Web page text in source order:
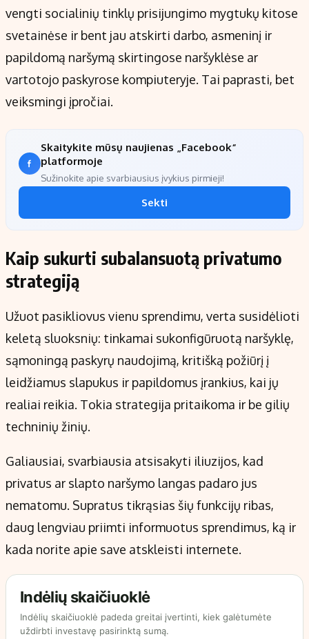
vengti socialinių tinklų prisijungimo mygtukų kitose
svetainėse ir bent jau atskirti darbo, asmeninį ir
papildomą naršymą skirtingose naršyklėse ar
vartotojo paskyrose kompiuteryje. Tai paprasti, bet
veiksmingi įpročiai.
Skaitykite mūsų naujienas „Facebook“
platformoje
Sužinokite apie svarbiausius įvykius pirmieji!
Sekti
Kaip sukurti subalansuotą privatumo
strategiją
Užuot pasikliovus vienu sprendimu, verta susidėlioti
keletą sluoksnių: tinkamai sukonfigūruotą naršyklę,
sąmoningą paskyrų naudojimą, kritišką požiūrį į
leidžiamus slapukus ir papildomus įrankius, kai jų
realiai reikia. Tokia strategija pritaikoma ir be gilių
techninių žinių.
Galiausiai, svarbiausia atsisakyti iliuzijos, kad
privatus ar slapto naršymo langas padaro jus
nematomu. Supratus tikrąsias šių funkcijų ribas,
daug lengviau priimti informuotus sprendimus, ką ir
kada norite apie save atskleisti internete.